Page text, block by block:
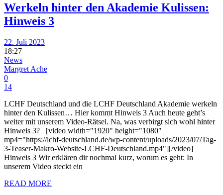
Werkeln hinter den Akademie Kulissen:
Hinweis 3
22. Juli 2023
18:27
News
Margret Ache
0
14
LCHF Deutschland und die LCHF Deutschland Akademie werkeln
hinter den Kulissen… Hier kommt Hinweis 3 Auch heute geht’s
weiter mit unserem Video-Rätsel. Na, was verbirgt sich wohl hinter
Hinweis 3? [video width="1920" height="1080"
mp4="https://lchf-deutschland.de/wp-content/uploads/2023/07/Tag-
3-Teaser-Makro-Website-LCHF-Deutschland.mp4"][/video]
Hinweis 3 Wir erklären dir nochmal kurz, worum es geht: In
unserem Video steckt ein
READ MORE